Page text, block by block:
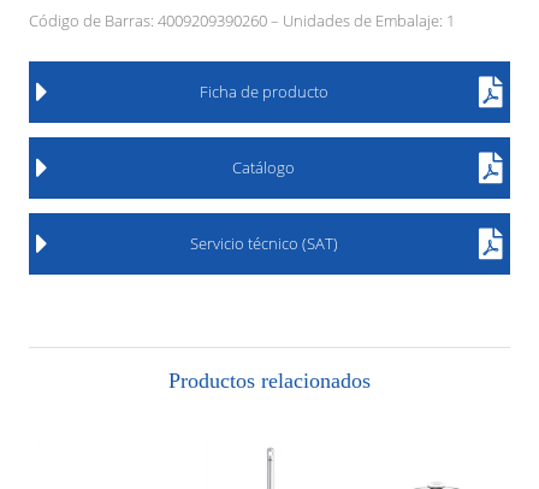
Código de Barras: 4009209390260 – Unidades de Embalaje: 1
Ficha de producto
Catálogo
Servicio técnico (SAT)
Productos relacionados